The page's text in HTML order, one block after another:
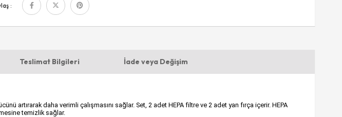
:
Teslimat Bilgileri İade veya Değişim
artırarak daha verimli çalışmasını sağlar. Set, 2 adet HEPA filtre ve 2 adet yan fırça içerir. HEPA
temizlik sağlar.